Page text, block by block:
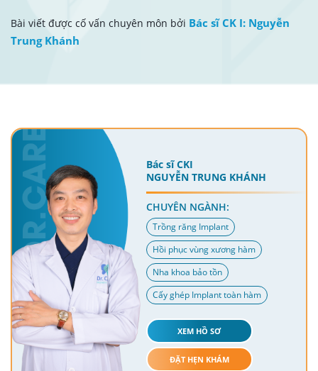
Bài viết được cố vấn chuyên môn bởi Bác sĩ CK I: Nguyễn
Trung Khánh
Bác sĩ CKI
NGUYỄN TRUNG KHÁNH
CHUYÊN NGÀNH:
Trồng răng Implant
Hồi phục vùng xương hàm
Nha khoa bảo tồn
Cấy ghép Implant toàn hàm
XEM HỒ SƠ
ĐẶT HẸN KHÁM